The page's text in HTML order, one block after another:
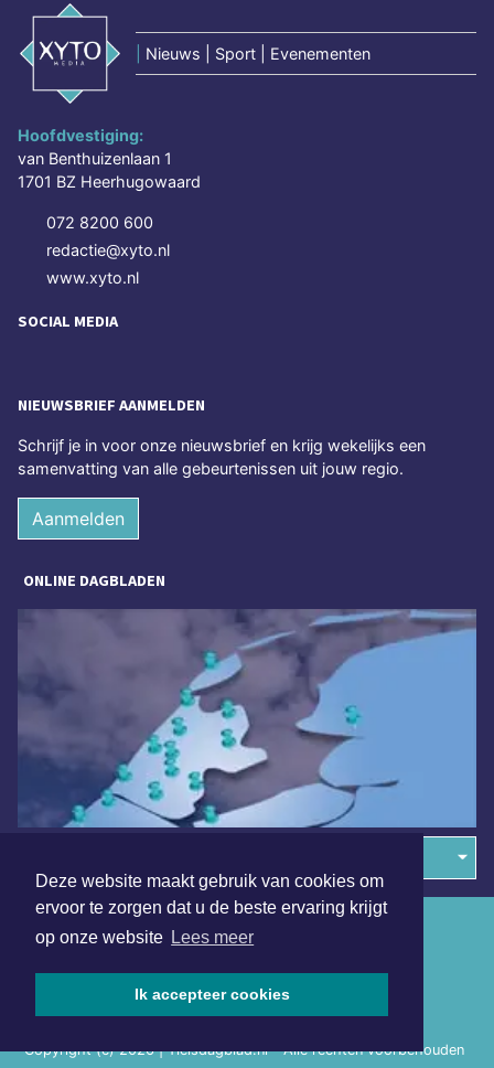
Deze website maakt gebruik van cookies om
ervoor te zorgen dat u de beste ervaring krijgt
op onze website Lees meer
Ik accepteer cookies
Nieuws | Sport | Evenementen
Hoofdvestiging:
van Benthuizenlaan 1
1701 BZ Heerhugowaard
072 8200 600
redactie@xyto.nl
www.xyto.nl
SOCIAL MEDIA
NIEUWSBRIEF AANMELDEN
Schrijf je in voor onze nieuwsbrief en krijg wekelijks een
samenvatting van alle gebeurtenissen uit jouw regio.
Aanmelden
ONLINE DAGBLADEN
Copyright (c) 2026 | Tielsdagblad.nl - Alle rechten voorbehouden
Privacy Statement